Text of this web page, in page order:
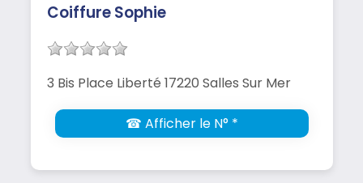
Coiffure Sophie
3 Bis Place Liberté 17220 Salles Sur Mer
☎ Afficher le N° *